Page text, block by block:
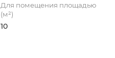
Для помещения площадью
(м²)
10